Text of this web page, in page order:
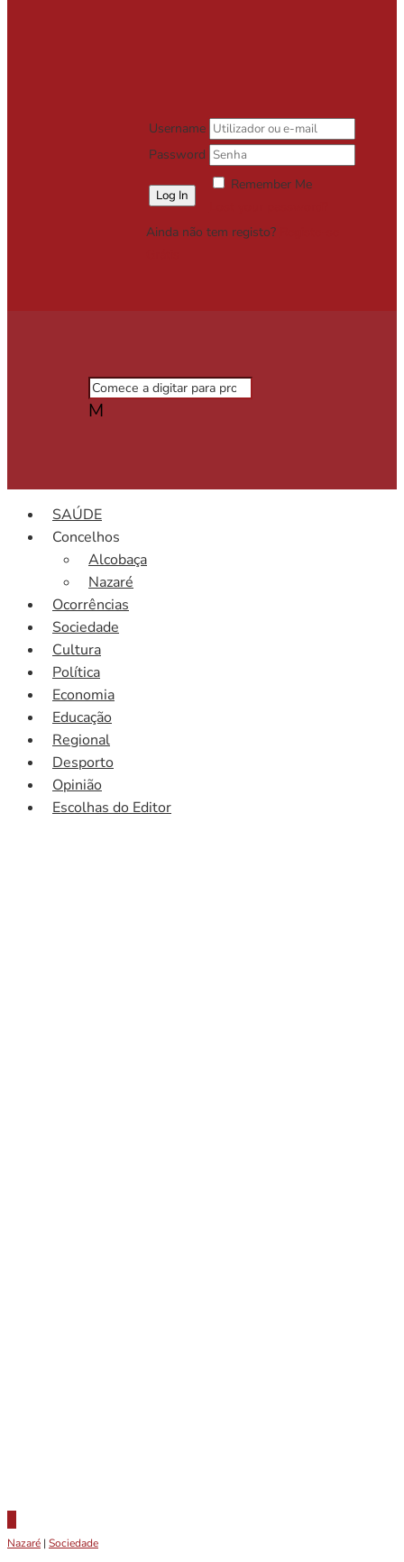
Username
Password
Remember Me
Ainda não tem registo?
M
SAÚDE
Concelhos
Alcobaça
Nazaré
Ocorrências
Sociedade
Cultura
Política
Economia
Educação
Regional
Desporto
Opinião
Escolhas do Editor
Nazaré | Sociedade